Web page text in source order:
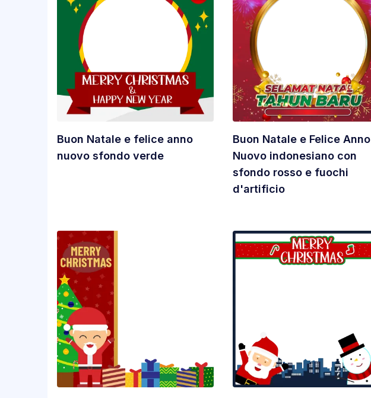
Buon Natale e felice anno
nuovo sfondo verde
Buon Natale e Felice Anno
Nuovo indonesiano con
sfondo rosso e fuochi
d'artificio